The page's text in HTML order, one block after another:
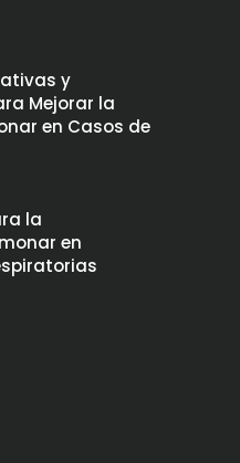
y
Mejorar la
en Casos de
la
en